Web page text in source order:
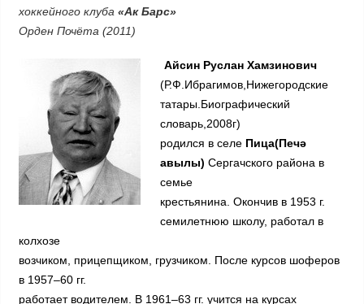
хоккейного клуба «Ак Барс»
Орден Почёта (2011)
Айсин Руслан Хамзинович
(Р.Ф.Ибрагимов,Нижегородские
татары.Биографический
словарь,2008г)
родился в селе Пица(Печә
авылы) Сергачского района в
семье
крестьянина. Окончив в 1953 г.
семилетнюю школу, работал в
колхозе
возчиком, прицепщиком, грузчиком. После курсов шоферов
в 1957–60 гг.
работает водителем. В 1961–63 гг. учится на курсах